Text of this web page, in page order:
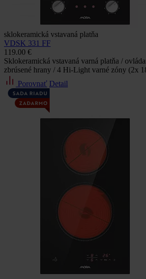
sklokeramická vstavaná platňa
VDSK 331 FF
119.00 €
Sklokeramická vstavaná varná platňa /
zbrúsené hrany / 4 Hi-Light varné zóny (2x
Porovnať Detail